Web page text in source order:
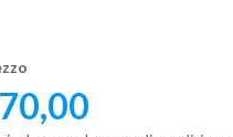
70,00